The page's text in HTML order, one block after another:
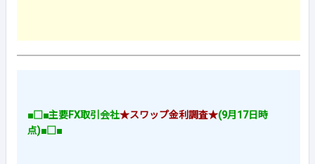
■□■主要FX取引会社★スワップ金利調査★(9月17日時
点)■□■